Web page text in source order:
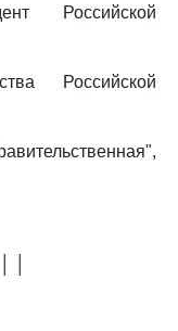
Российской
Российской
│